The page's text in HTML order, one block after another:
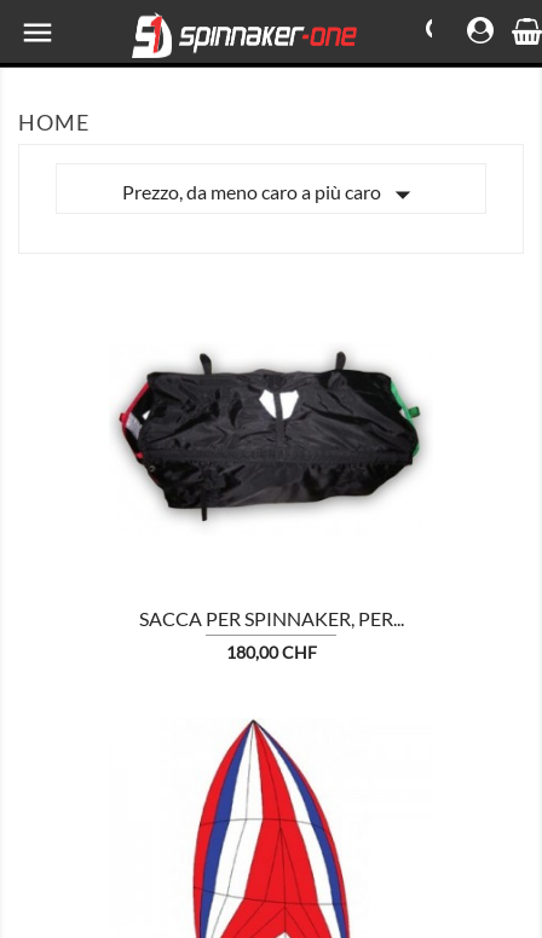

HOME
Prezzo, da meno caro a più caro 
SACCA PER SPINNAKER, PER...
Prezzo
180,00 CHF
MOSTRA
